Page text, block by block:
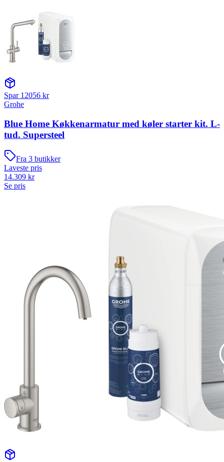
Spar 12056 kr
Grohe
Blue Home Køkkenarmatur med køler starter kit. L-
tud. Supersteel
Fra 3 butikker
Laveste pris
14.309 kr
Se pris